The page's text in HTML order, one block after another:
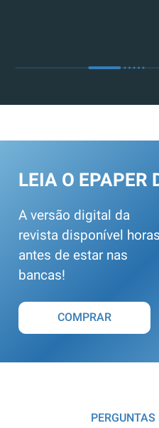
LEIA O EPAPER
A versão digital da
revista disponível horas
antes de estar nas
bancas!
COMPRAR
PERGUNTAS